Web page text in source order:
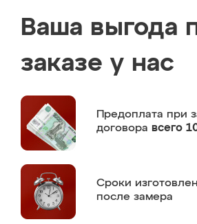
Ваша выгода
заказе у нас
Предоплата при
договора всего
Сроки
после замера